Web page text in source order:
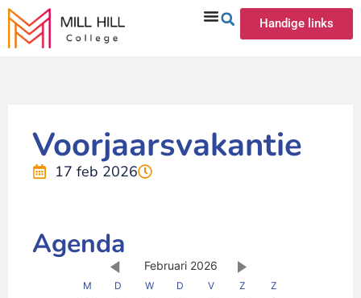
Handige links
Voorjaarsvakantie
17 feb 2026
Agenda
Februari 2026
M D W D V Z Z